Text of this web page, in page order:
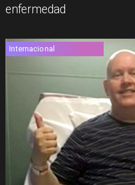
enfermedad
Internacional